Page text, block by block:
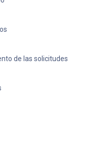
de las solicitudes